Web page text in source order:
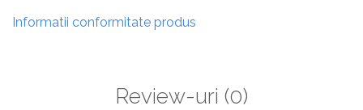
Informatii conformitate produs
Review-uri (0)